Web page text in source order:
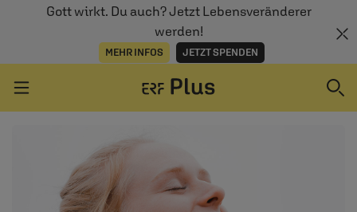
Gott wirkt. Du auch? Jetzt Lebensveränderer
werden!
MEHR INFOS JETZT SPENDEN
ERZÄHL MAL